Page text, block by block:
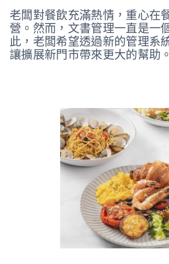
老闆對餐飲充滿熱情，重心在
營。然而，文書管理一直是一
此，老闆希望透過新的管理系
讓擴展新門市帶來更大的幫助。